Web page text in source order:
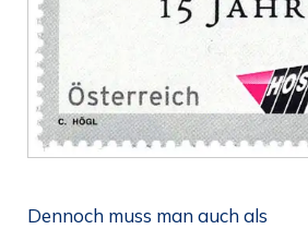
Dennoch muss man auch als